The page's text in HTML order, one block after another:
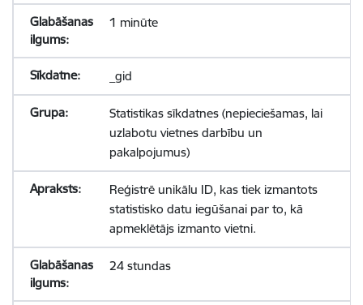
1 minūte
_gid
Statistikas sīkdatnes (nepieciešamas, lai
uzlabotu vietnes darbību un
pakalpojumus)
Reģistrē unikālu ID, kas tiek izmantots
statistisko datu iegūšanai par to, kā
apmeklētājs izmanto vietni.
24 stundas